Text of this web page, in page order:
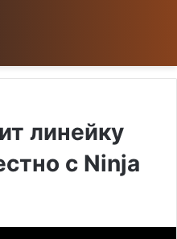
линейку
с Ninja